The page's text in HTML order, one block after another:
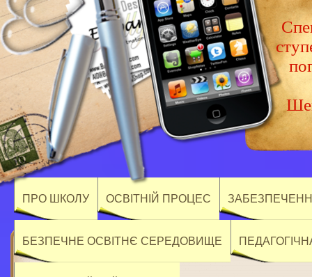
ПРО ШКОЛУ ОСВІТНІЙ ПРОЦЕС
БЕЗПЕЧНЕ ОСВІТНЄ СЕРЕДОВИЩЕ